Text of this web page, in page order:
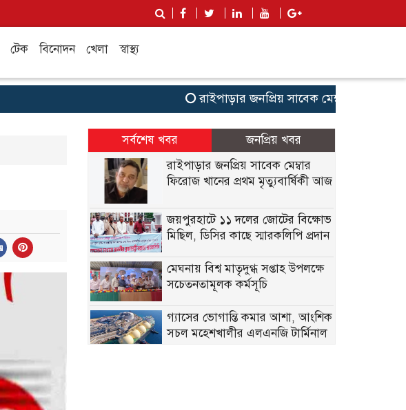
টেক বিনোদন খেলা স্বাস্থ্য
রাইপাড়ার জনপ্রিয় সাবেক মেম্বার ফিরোজ
সর্বশেষ খবর
জনপ্রিয় খবর
রাইপাড়ার জনপ্রিয় সাবেক মেম্বার
ফিরোজ খানের প্রথম মৃত্যুবার্ষিকী আজ
জয়পুরহাটে ১১ দলের জোটের বিক্ষোভ
মিছিল, ডিসির কাছে স্মারকলিপি প্রদান
মেঘনায় বিশ্ব মাতৃদুগ্ধ সপ্তাহ উপলক্ষে
সচেতনতামূলক কর্মসূচি
গ্যাসের ভোগান্তি কমার আশা, আংশিক
সচল মহেশখালীর এলএনজি টার্মিনাল